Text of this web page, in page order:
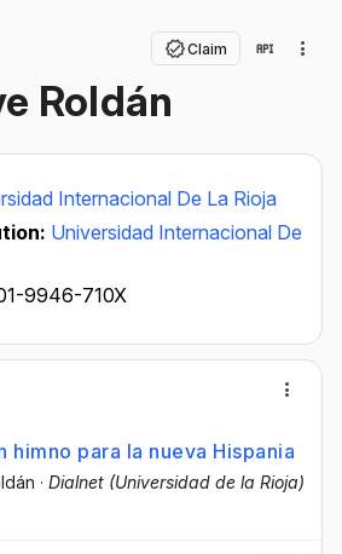
Claim
Roldán
Internacional De La Rioja
Universidad Internacional De
9946-710X
himno para la nueva Hispania
· Dialnet (Universidad de la Rioja)